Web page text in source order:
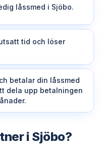
låssmed i Sjöbo.
tid och löser
betalar din låssmed
dela upp betalningen
i Sjöbo?